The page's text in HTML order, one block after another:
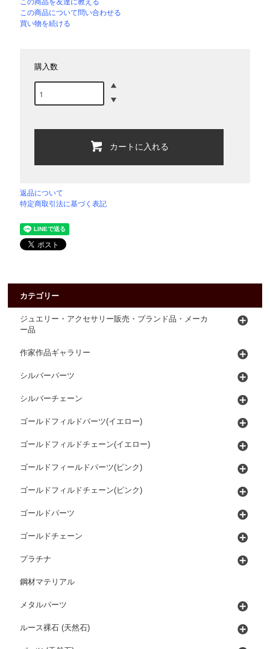
この商品を友達に教える
この商品について問い合わせる
買い物を続ける
購入数
カートに入れる
返品について
特定商取引法に基づく表記
カテゴリー
ジュエリー・アクセサリー販売・ブランド品・メーカ
ー品
作家作品ギャラリー
シルバーパーツ
シルバーチェーン
ゴールドフィルドパーツ(イエロー)
ゴールドフィルドチェーン(イエロー)
ゴールドフィールドパーツ(ピンク)
ゴールドフィルドチェーン(ピンク)
ゴールドパーツ
ゴールドチェーン
プラチナ
鋼材マテリアル
メタルパーツ
ルース裸石 (天然石)